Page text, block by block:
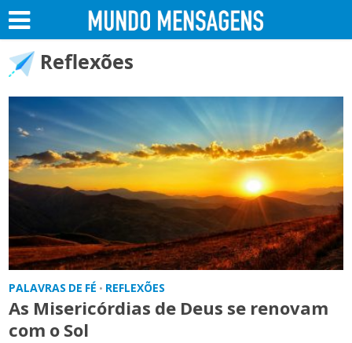
Reflexões
PALAVRAS DE FÉ • REFLEXÕES
As Misericórdias de Deus se renovam
com o Sol